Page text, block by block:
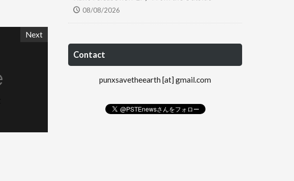
Next
08/08/2026
Contact
punxsavetheearth [at] gmail.com